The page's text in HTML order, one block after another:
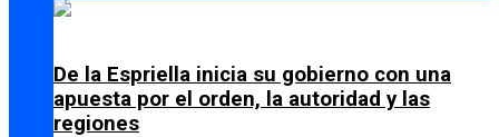
De la Espriella inicia su gobierno con una
apuesta por el orden, la autoridad y las
regiones